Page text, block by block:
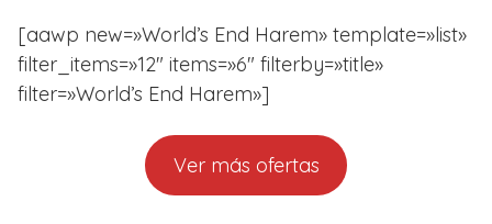
[aawp new=»World’s End Harem» template=»list»
filter_items=»12″ items=»6″ filterby=»title»
filter=»World’s End Harem»]
Ver más ofertas